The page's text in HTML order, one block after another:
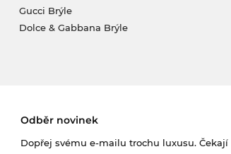
Gucci Brýle
Dolce & Gabbana Brýle
Odběr novinek
Dopřej svému e-mailu trochu luxusu.